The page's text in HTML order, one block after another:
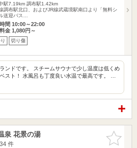
駅7.19km 調布駅1.42km
調布駅北口、およびJR線武蔵境駅南口より「無料シ
送迎バス…
間 10:00～22:00
金 1,080円～
切り傷
ンドです。 スチームサウナで少し温度は低くめ
スト！ 水風呂も丁度良い水温で最高です。 …
お気に入
りに追加
泉 花景の湯
件